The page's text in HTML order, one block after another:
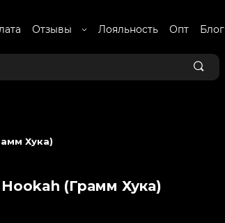
Отзывы Лояльность Опт Блог
Хука)
(Грамм Хука)